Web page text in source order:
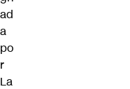
ad
a
po
r
La